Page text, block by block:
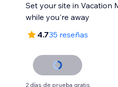
Set your site in Vacation
while you're away
4.735 reseñas
2 días de prueba gratis